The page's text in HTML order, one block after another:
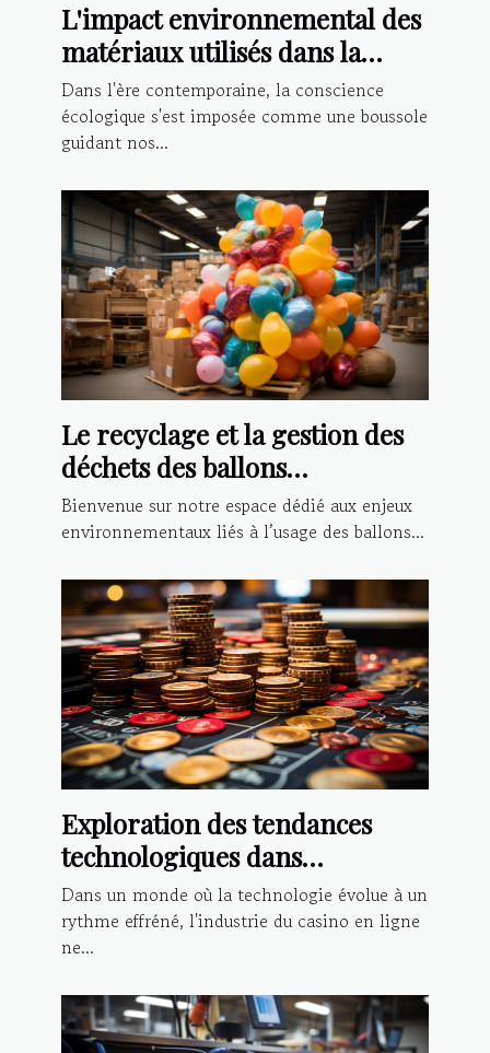
L'impact environnemental des
matériaux utilisés dans la
fabrication d'escaliers à Tours
Dans l'ère contemporaine, la conscience
écologique s'est imposée comme une boussole
guidant nos...
Le recyclage et la gestion des
déchets des ballons
publicitaires et structures
gonflables
Bienvenue sur notre espace dédié aux enjeux
environnementaux liés à l’usage des ballons...
Exploration des tendances
technologiques dans
l'industrie du casino en ligne
Dans un monde où la technologie évolue à un
rythme effréné, l'industrie du casino en ligne
ne...